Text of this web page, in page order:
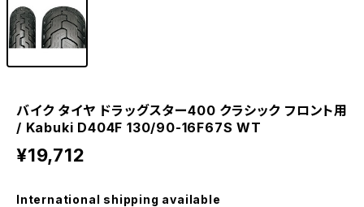
バイク タイヤ ドラッグスター400 クラシック フロント用
/ Kabuki D404F 130/90-16F67S WT
¥19,712
International shipping available